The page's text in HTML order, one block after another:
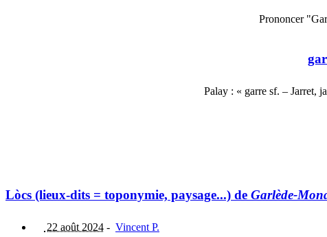
Prononcer
Palay : « garre sf. – Jarret,
Lòcs (lieux-dits = toponymie, paysage...) de Garlède-
22 août 2024 - Vincent P.